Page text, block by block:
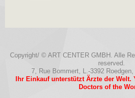
Copyright/ © ART CENTER GMBH. Alle
reserved.
7, Rue Bommert, L.-3392
Ihr Einkauf unterstützt Ärzte der
Doctors of the